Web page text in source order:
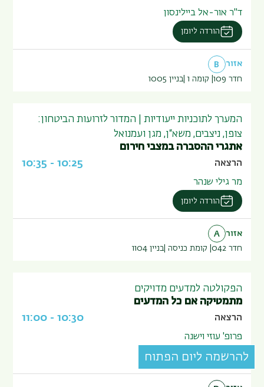
ד"ר אור-אל ביילינסון
הורדה ליומן
אזור
B
חדר 109
קומה 1 בניין 1005
המערך לתוכניות ייעודיות | המדור לזרועות הביטחון:
צופן, ניצבים, משא“ן, מגן ועמנואל
אתגרי ההסברה במצבי חירום
הרצאה 10:25
-
10:35
מר גילי שנהר
הורדה ליומן
אזור
A
חדר 042
קומת כניסה בניין1104
הפקולטה למדעים מדויקים
מתמטיקה אם כל המדעים
הרצאה 10:30
-
11:00
פרופ' עוזי וישנה
הורדה ליומן
להרשמה ליום הפתוח